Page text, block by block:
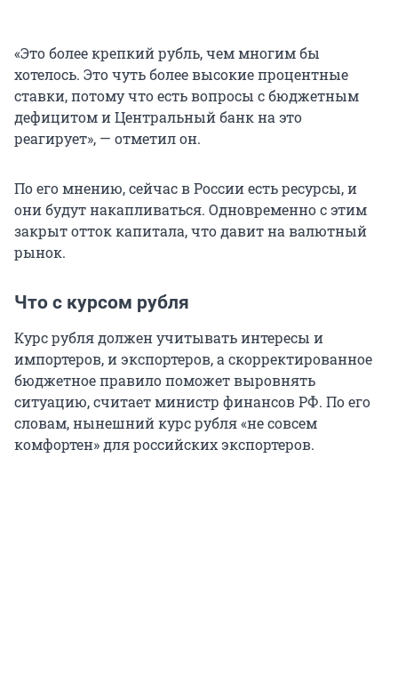
«Это более крепкий рубль, чем многим бы
хотелось. Это чуть более высокие процентные
ставки, потому что есть вопросы с бюджетным
дефицитом и Центральный банк на это
реагирует», — отметил он.
По его мнению, сейчас в России есть ресурсы, и
они будут накапливаться. Одновременно с этим
закрыт отток капитала, что давит на валютный
рынок.
Что с курсом рубля
Курс рубля должен учитывать интересы и
импортеров, и экспортеров, а скорректированное
бюджетное правило поможет выровнять
ситуацию, считает министр финансов РФ. По его
словам, нынешний курс рубля «не совсем
комфортен» для российских экспортеров.